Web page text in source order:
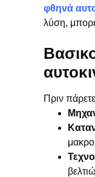
φθηνά
λύση,
Πριν